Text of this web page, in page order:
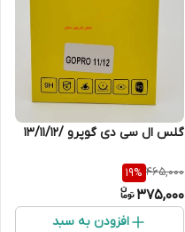
گلس ال سی دی گوپرو /13/11/12
465,000
19%
375,000
افزودن به سبد